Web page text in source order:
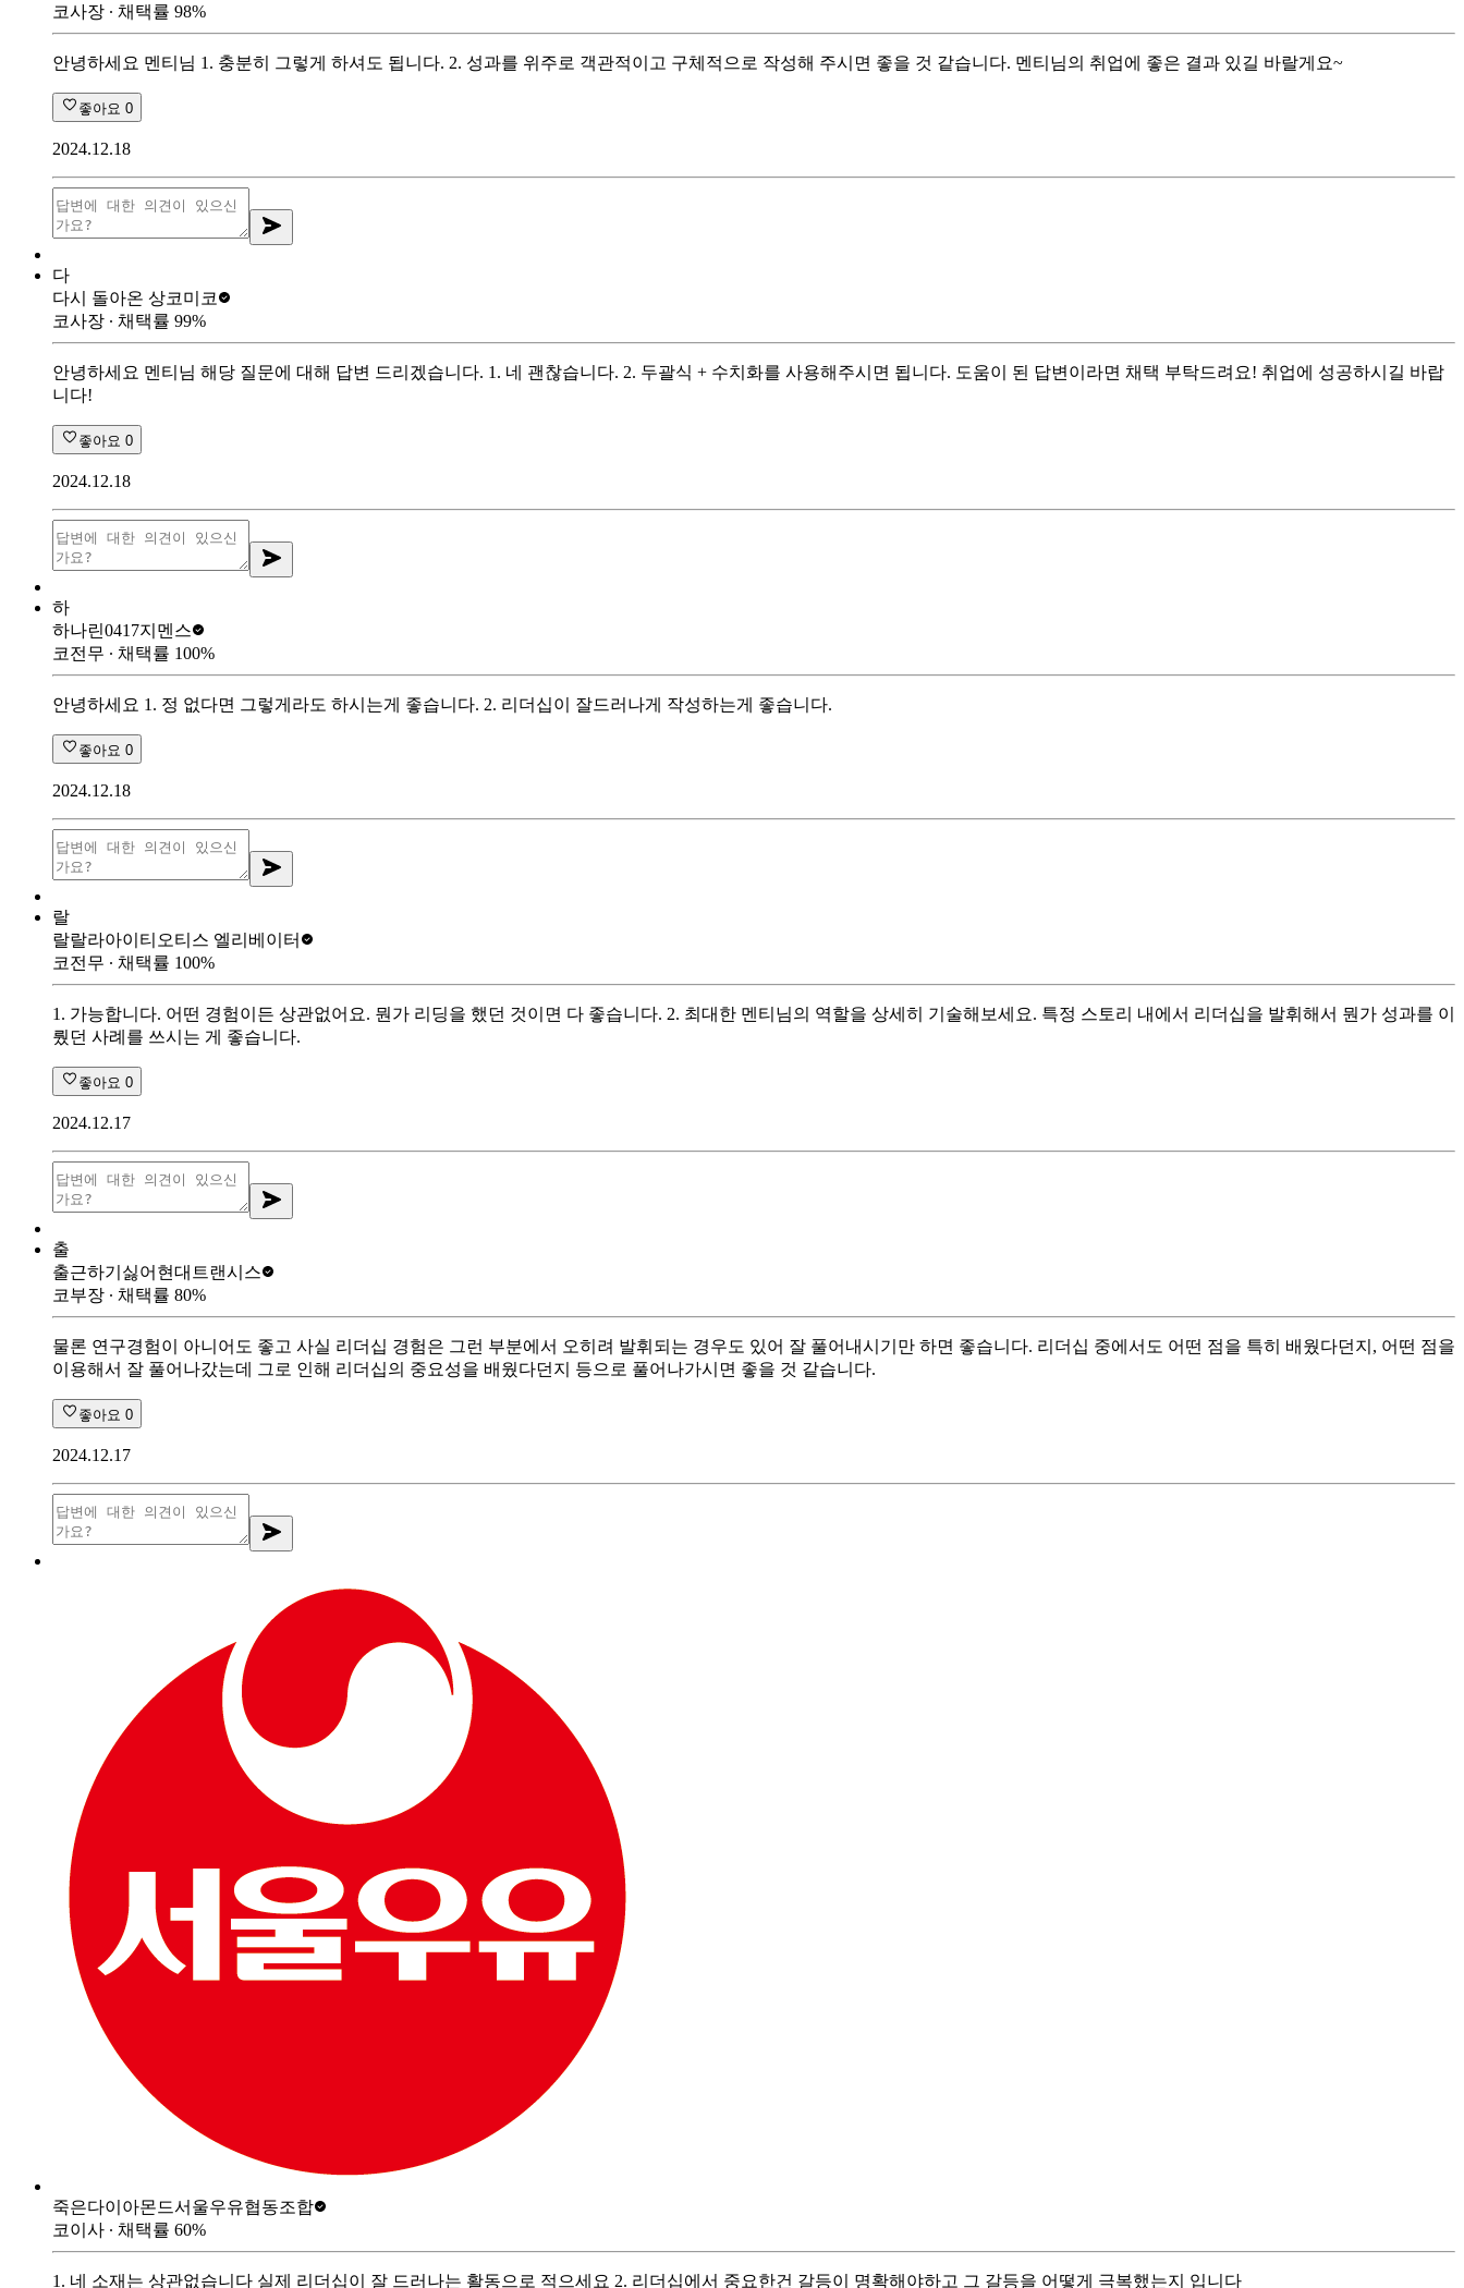
코사장 ∙ 채택률 98%
안녕하세요 멘티님 1. 충분히 그렇게 하셔도 됩니다. 2. 성과를 위주로 객관적이고 구체적으로 작성해 주시면 좋을 것 같습니다. 멘티님의 취업에 좋은 결과 있길 바랄게요~
좋아요 0
2024.12.18
다
다시 돌아온 상코미코
코사장 ∙ 채택률 99%
안녕하세요 멘티님 해당 질문에 대해 답변 드리겠습니다. 1. 네 괜찮습니다. 2. 두괄식 + 수치화를 사용해주시면 됩니다. 도움이 된 답변이라면 채택 부탁드려요! 취업에 성공하시길 바랍
니다!
좋아요 0
2024.12.18
하
하나린0417지멘스
코전무 ∙ 채택률 100%
안녕하세요 1. 정 없다면 그렇게라도 하시는게 좋습니다. 2. 리더십이 잘드러나게 작성하는게 좋습니다.
좋아요 0
2024.12.18
랄
랄랄라아이티 오티스 엘리베이터
코전무 ∙ 채택률 100%
1. 가능합니다. 어떤 경험이든 상관없어요. 뭔가 리딩을 했던 것이면 다 좋습니다. 2. 최대한 멘티님의 역할을 상세히 기술해보세요. 특정 스토리 내에서 리더십을 발휘해서 뭔가 성과를 이
뤘던 사례를 쓰시는 게 좋습니다.
좋아요 0
2024.12.17
출
출근하기싫어 현대트랜시스
코부장 ∙ 채택률 80%
물론 연구경험이 아니어도 좋고 사실 리더십 경험은 그런 부분에서 오히려 발휘되는 경우도 있어 잘 풀어내시기만 하면 좋습니다. 리더십 중에서도 어떤 점을 특히 배웠다던지, 어떤 점을
이용해서 잘 풀어나갔는데 그로 인해 리더십의 중요성을 배웠다던지 등으로 풀어나가시면 좋을 것 같습니다.
좋아요 0
2024.12.17
죽은다이아몬드서울우유협동조합
코이사 ∙ 채택률 60%
1. 네 소재는 상관없습니다 실제 리더십이 잘 드러나는 활동으로 적으세요 2. 리더십에서 중요한건 갈등이 명확해야하고 그 갈등을 어떻게 극복했는지 입니다